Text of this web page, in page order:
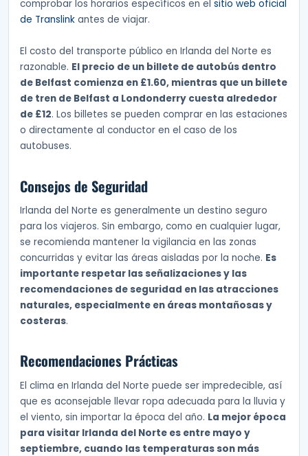
comprobar los horarios específicos en el sitio web oficial
de Translink antes de viajar.
El costo del transporte público en Irlanda del Norte es
razonable. El precio de un billete de autobús dentro
de Belfast comienza en £1.60, mientras que un billete
de tren de Belfast a Londonderry cuesta alrededor
de £12. Los billetes se pueden comprar en las estaciones
o directamente al conductor en el caso de los
autobuses.
Consejos de Seguridad
Irlanda del Norte es generalmente un destino seguro
para los viajeros. Sin embargo, como en cualquier lugar,
se recomienda mantener la vigilancia en las zonas
concurridas y evitar las áreas aisladas por la noche. Es
importante respetar las señalizaciones y las
recomendaciones de seguridad en las atracciones
naturales, especialmente en áreas montañosas y
costeras.
Recomendaciones Prácticas
El clima en Irlanda del Norte puede ser impredecible, así
que es aconsejable llevar ropa adecuada para la lluvia y
el viento, sin importar la época del año. La mejor época
para visitar Irlanda del Norte es entre mayo y
septiembre, cuando las temperaturas son más